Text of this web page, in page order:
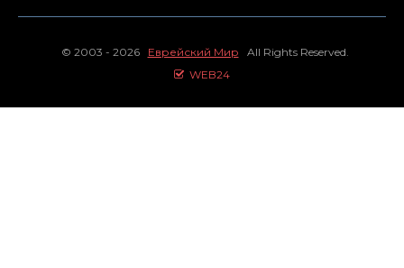
© 2003 - 2026 Еврейский Мир All Rights Reserved.
WEB24